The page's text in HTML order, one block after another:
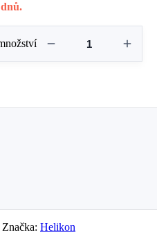
Značka:Helikon